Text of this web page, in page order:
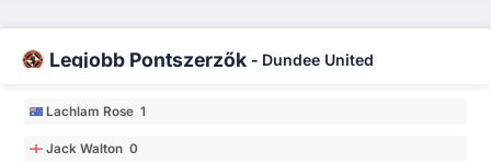
Legjobb Pontszerzők - Dundee United
Lachlam Rose 1
Jack Walton 0